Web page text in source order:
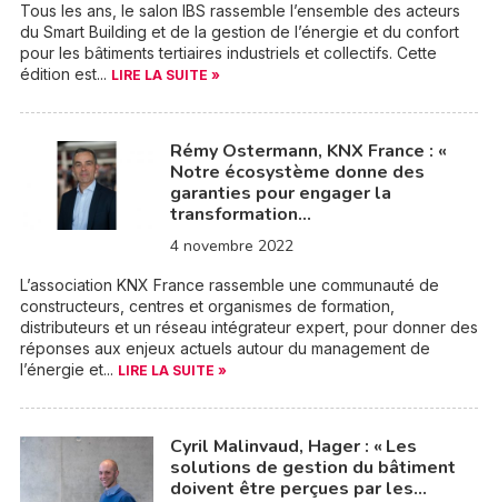
Tous les ans, le salon IBS rassemble l’ensemble des acteurs
du Smart Building et de la gestion de l’énergie et du confort
pour les bâtiments tertiaires industriels et collectifs. Cette
édition est... LIRE LA SUITE »
Rémy Ostermann, KNX France : «
Notre écosystème donne des
garanties pour engager la
transformation…
4 novembre 2022
L’association KNX France rassemble une communauté de
constructeurs, centres et organismes de formation,
distributeurs et un réseau intégrateur expert, pour donner des
réponses aux enjeux actuels autour du management de
l’énergie et... LIRE LA SUITE »
Cyril Malinvaud, Hager : « Les
solutions de gestion du bâtiment
doivent être perçues par les…